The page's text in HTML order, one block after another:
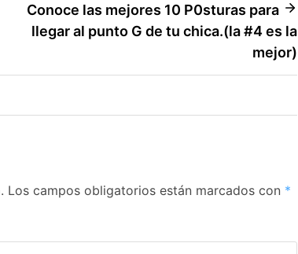
Conoce las mejores 10 P0sturas para
llegar al punto G de tu chica.(la #4 es la
mejor)
Los campos obligatorios están marcados con *